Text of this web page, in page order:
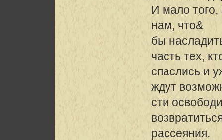
И мало того,
нам, что&
бы
часть тех,
спаслись и
ждут
сти
рассеяния.